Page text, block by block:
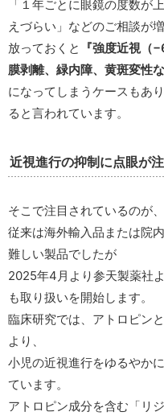
「１年ごとに眼鏡の度数が
えづらい」などのご相談が
放っておくと
『強度近視（
膜剥離、緑内障、黄斑変性な
になってしまうケースもあ
ると言われています。
近視進行の抑制に点眼が
そこで注目されているのが
従来は海外輸入品または院
難しい製品でしたが
2025年4月より参天製薬社
も取り扱いを開始します。
臨床研究では、アトロピン
より、
小児の近視進行をゆるやか
ています。
アトロピン成分を含む「リ